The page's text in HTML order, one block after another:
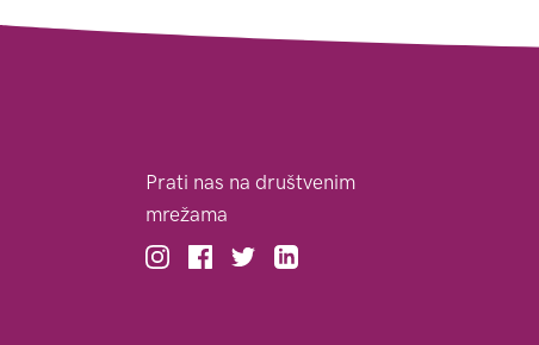
Prati nas na društvenim
mrežama